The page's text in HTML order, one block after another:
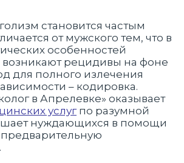
становится частым
от мужского тем, что в
особенностей
рецидивы на фоне
для полного излечения
– кодировка.
в Апрелевке» оказывает
услугпо разумной
нуждающихся в помощи
предварительную